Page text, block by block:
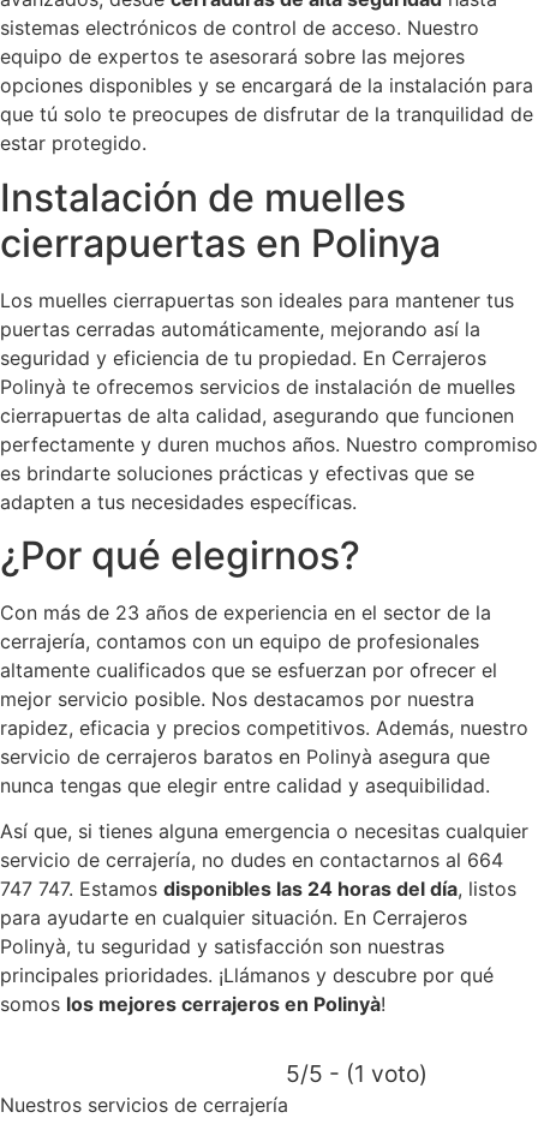
sistemas electrónicos de control de acceso. Nuestro
equipo de expertos te asesorará sobre las mejores
opciones disponibles y se encargará de la instalación para
que tú solo te preocupes de disfrutar de la tranquilidad de
estar protegido.
Instalación de muelles
cierrapuertas en Polinya
Los muelles cierrapuertas son ideales para mantener tus
puertas cerradas automáticamente, mejorando así la
seguridad y eficiencia de tu propiedad. En Cerrajeros
Polinyà te ofrecemos servicios de instalación de muelles
cierrapuertas de alta calidad, asegurando que funcionen
perfectamente y duren muchos años. Nuestro compromiso
es brindarte soluciones prácticas y efectivas que se
adapten a tus necesidades específicas.
¿Por qué elegirnos?
Con más de 23 años de experiencia en el sector de la
cerrajería, contamos con un equipo de profesionales
altamente cualificados que se esfuerzan por ofrecer el
mejor servicio posible. Nos destacamos por nuestra
rapidez, eficacia y precios competitivos. Además, nuestro
servicio de cerrajeros baratos en Polinyà asegura que
nunca tengas que elegir entre calidad y asequibilidad.
Así que, si tienes alguna emergencia o necesitas cualquier
servicio de cerrajería, no dudes en contactarnos al 664
747 747. Estamos disponibles las 24 horas del día, listos
para ayudarte en cualquier situación. En Cerrajeros
Polinyà, tu seguridad y satisfacción son nuestras
principales prioridades. ¡Llámanos y descubre por qué
somos los mejores cerrajeros en Polinyà!
5/5 - (1 voto)
Nuestros servicios de cerrajería